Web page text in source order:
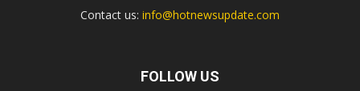
Contact us: info@hotnewsupdate.com
FOLLOW US